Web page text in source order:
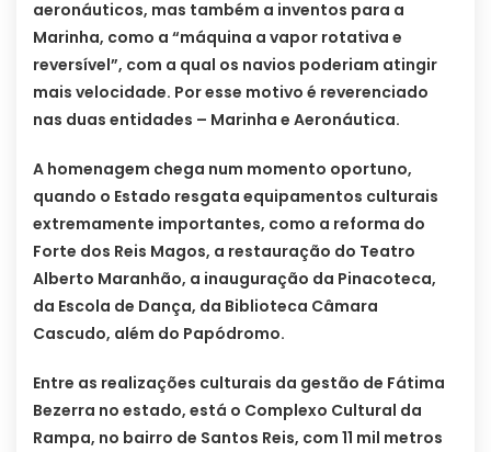
aeronáuticos, mas também a inventos para a
Marinha, como a “máquina a vapor rotativa e
reversível”, com a qual os navios poderiam atingir
mais velocidade. Por esse motivo é reverenciado
nas duas entidades – Marinha e Aeronáutica.
A homenagem chega num momento oportuno,
quando o Estado resgata equipamentos culturais
extremamente importantes, como a reforma do
Forte dos Reis Magos, a restauração do Teatro
Alberto Maranhão, a inauguração da Pinacoteca,
da Escola de Dança, da Biblioteca Câmara
Cascudo, além do Papódromo.
Entre as realizações culturais da gestão de Fátima
Bezerra no estado, está o Complexo Cultural da
Rampa, no bairro de Santos Reis, com 11 mil metros